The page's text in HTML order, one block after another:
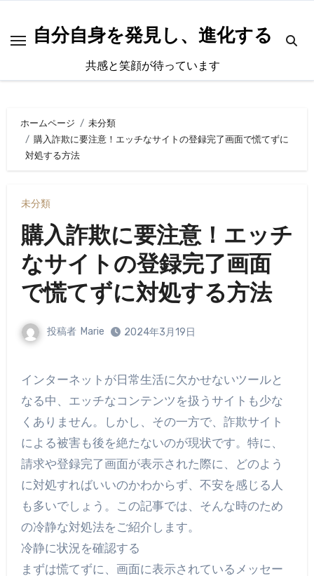
自分自身を発見し、進化する
共感と笑顔が待っています
ホームページ
未分類
購入詐欺に要注意！エッチなサイトの登録完了画面で慌てずに
対処する方法
未分類
購入詐欺に要注意！エッチ
なサイトの登録完了画面
で慌てずに対処する方法
投稿者 Marie 2024年3月19日
インターネットが日常生活に欠かせないツールと
なる中、エッチなコンテンツを扱うサイトも少な
くありません。しかし、その一方で、詐欺サイト
による被害も後を絶たないのが現状です。特に、
請求や登録完了画面が表示された際に、どのよう
に対処すればいいのかわからず、不安を感じる人
も多いでしょう。この記事では、そんな時のため
の冷静な対処法をご紹介します。
冷静に状況を確認する
まずは慌てずに、画面に表示されているメッセー